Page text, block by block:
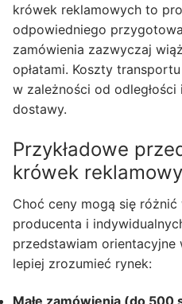
krówek reklamowych to
odpowiedniego
zamówienia zazwyczaj
opłatami. Koszty
w zależności od
dostawy.
Przykładowe
krówek
Choć ceny mogą się
producenta i
przedstawiam
lepiej zrozumieć rynek: